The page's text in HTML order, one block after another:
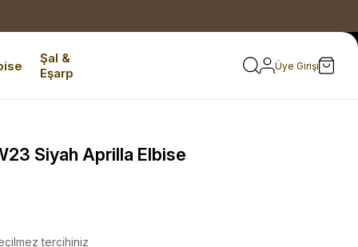
Şal &
Eşarp
Üye Girişi
Siyah Aprilla Elbise
tercihiniz